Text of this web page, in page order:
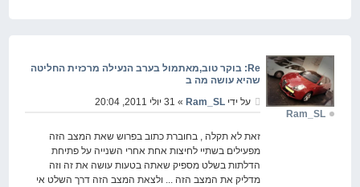
Re: בוקר טוב,מאתמול בערב הנעילה מרכזית החליטה
שהיא עושה מה ב
על ידי Ram_SL » 31 יולי 2011, 20:04
זאת לא תקלה , בחוברת כתוב בפרוש שאת המצב הזה
מפעילים בשתיי לחיצות אחת אחרי השנייה על פתיחת
הדלתות בשלט מספיק שאתה בטעות עושה את זה וזה
מדליק את המצב הזה ... ולצאת המצב הזה דרך השלט אי
Ram_SL